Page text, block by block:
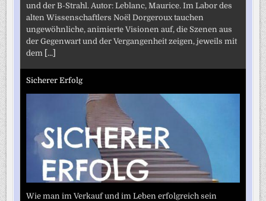
und der B-Strahl. Autor: Leblanc, Maurice. Im Labor des
alten Wissenschaftlers Noël Dorgeroux tauchen
ungewöhnliche, animierte Visionen auf, die Szenen aus
der Gegenwart und der Vergangenheit zeigen, jeweils mit
dem [...]
Sicherer Erfolg
Wie man im Verkauf und im Leben erfolgreich sein